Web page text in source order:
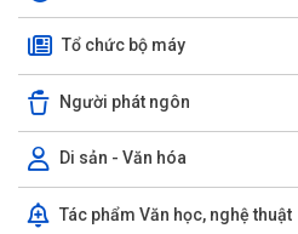
Tổ chức bộ máy
Người phát ngôn
Di sản - Văn hóa
Tác phẩm Văn học, nghệ thuật
Kiến tạo “Thế” quốc gia: Bước